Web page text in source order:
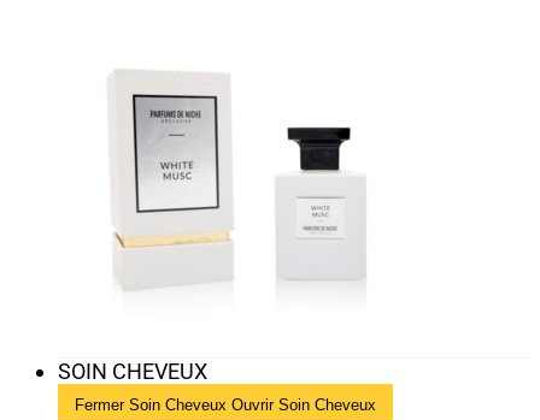
SOIN CHEVEUX
Fermer Soin Cheveux Ouvrir Soin Cheveux